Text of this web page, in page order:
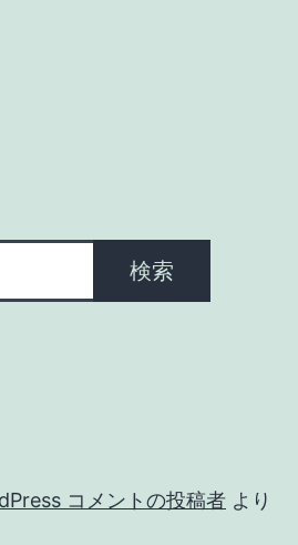
検索
コメントの投稿者 より